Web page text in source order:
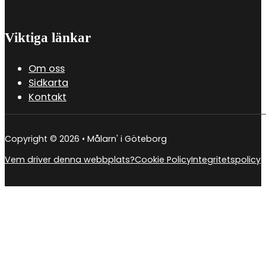
Viktiga länkar
Om oss
Sidkarta
Kontakt
Copyright © 2026 • Målarn' i Göteborg
Vem driver denna webbplats?Cookie PolicyIntegritetspolicy